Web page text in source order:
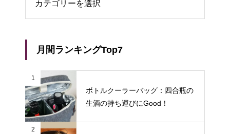
月間ランキングTop7
1
ボトルクーラーバッグ：四合瓶の
生酒の持ち運びにGood！
2